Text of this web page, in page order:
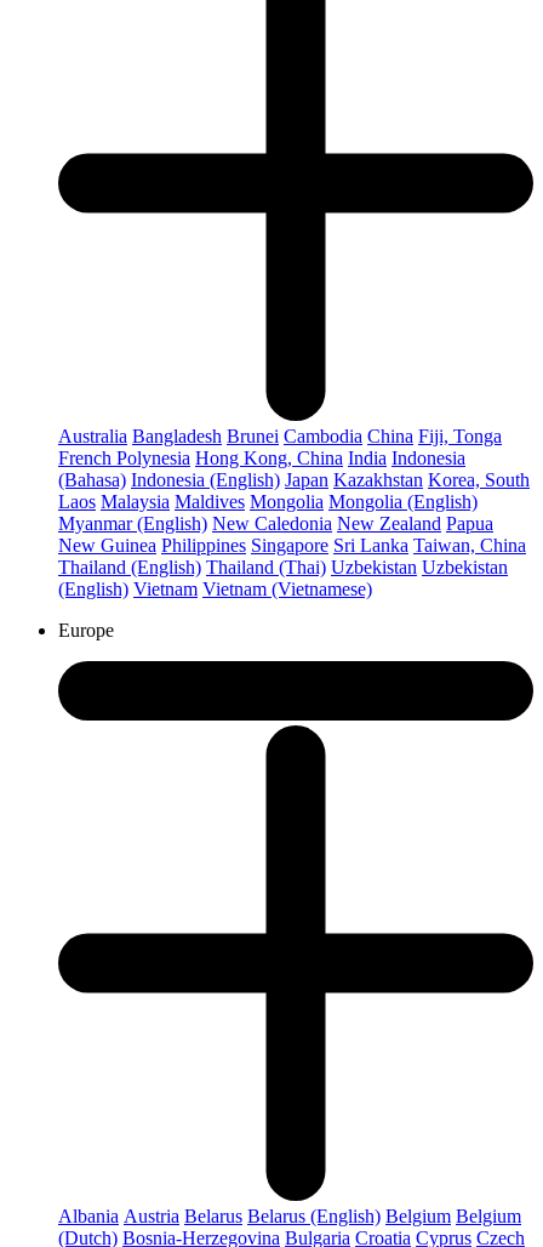
Australia Bangladesh Brunei Cambodia China Fiji, Tonga
French Polynesia Hong Kong, China India Indonesia
(Bahasa) Indonesia (English) Japan Kazakhstan Korea, South
Laos Malaysia Maldives Mongolia Mongolia (English)
Myanmar (English) New Caledonia New Zealand Papua
New Guinea Philippines Singapore Sri Lanka Taiwan, China
Thailand (English) Thailand (Thai) Uzbekistan Uzbekistan
(English) Vietnam Vietnam (Vietnamese)
Europe
Albania Austria Belarus Belarus (English) Belgium Belgium
(Dutch) Bosnia-Herzegovina Bulgaria Croatia Cyprus Czech